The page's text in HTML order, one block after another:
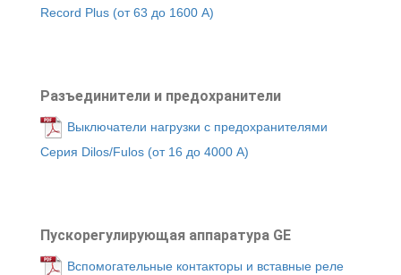
Record Plus (от 63 до 1600 А)
Разъединители и предохранители
Выключатели нагрузки с предохранителями
Серия Dilos/Fulos (от 16 до 4000 А)
Пускорегулирующая аппаратура GE
Вспомогательные контакторы и вставные реле